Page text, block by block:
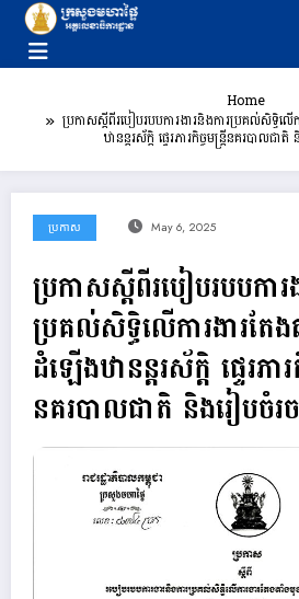
content
Home
ប្រកាសស្តីពីរបៀបរបបការងារនិងការប្រគល់សិទ្ធិ
ឋានន្តរស័ក្តិ ផ្ទេរភារកិច្ចមន្រ្តីនគរបាលជា
ប្រកាស May 6, 2025
ប្រកាសស្តីពីរបៀបរបបការ
ប្រគល់សិទ្ធិលើការងារត
ដំឡើងឋានន្តរស័ក្តិ ផ្ទេរភារ
នគរបាលជាតិ និងរៀបចំរច